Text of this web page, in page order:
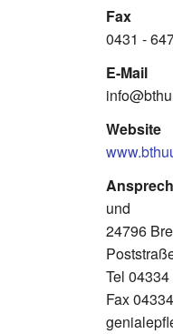
Fax
0431 -
E-Mail
Website
und
24796
Tel 04334
Fax